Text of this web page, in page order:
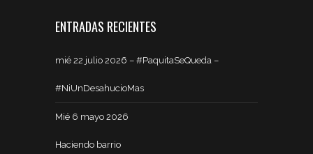
ENTRADAS RECIENTES
mié 22 julio 2026 – #PaquitaSeQueda –
#NiUnDesahucioMas
Mié 6 mayo 2026
Haciendo barrio